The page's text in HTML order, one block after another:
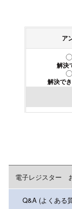
ア
解決
解決で
電子レジスター
Q&A (よくある